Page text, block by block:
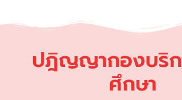
ปฎิญญากองบริก
ศึกษา